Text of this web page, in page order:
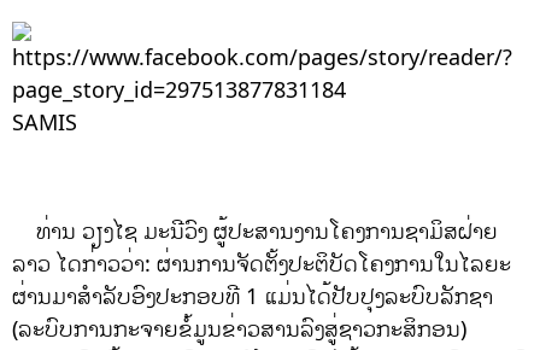
SAMIS
ທ່ານ ວຽງໄຊ ມະນີວົງ ຜູ້ປະສານງານໂຄງການຊາມິສຝ່າຍ
ລາວ ໄດກ່າວວ່າ: ຜ່ານການຈັດຕັ້ງປະຕິບັດໂຄງການໃນໄລຍະ
ຜ່ານມາສຳລັບອົງປະກອບທີ 1 ແມ່ນໄດ້ປັບປຸງລະບົບລັກຊາ
(ລະບົບການກະຈາຍຂໍ້ມູນຂ່າວສານລົງສູ່ຊາວກະສິກອນ)